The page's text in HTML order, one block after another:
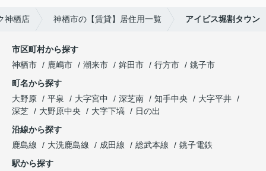
神栖店 神栖市の【賃貸】居住用一覧 アイビス堀割タウン
市区町村から探す
神栖市
鹿嶋市 潮来市 鉾田市 行方市
銚子市
町名から探す
大野原
平泉 大字宮中 深芝南 知手中央
大字平井
深芝
大野原中央 大字下塙
日の出
沿線から探す
鹿島線
大洗鹿島線 成田線 総武本線
銚子電鉄
駅から探す